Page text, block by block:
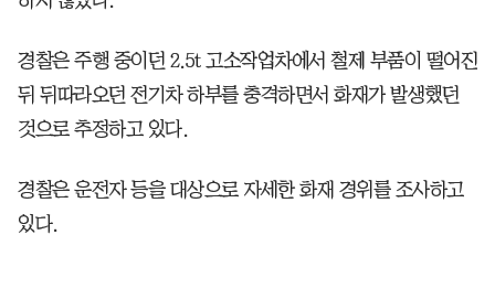
경찰은 주행 중이던 2.5t 고소작업차에서 철제 부품이 떨어진
뒤 뒤따라오던 전기차 하부를 충격하면서 화재가 발생했던
것으로 추정하고 있다.
경찰은 운전자 등을 대상으로 자세한 화재 경위를 조사하고
있다.